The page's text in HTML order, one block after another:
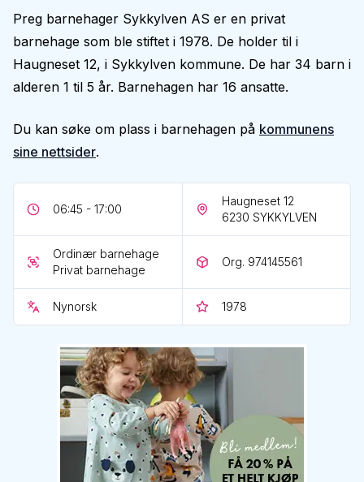
Preg barnehager Sykkylven AS er en privat
barnehage som ble stiftet i 1978. De holder til i
Haugneset 12, i Sykkylven kommune. De har 34 barn i
alderen 1 til 5 år. Barnehagen har 16 ansatte.
Du kan søke om plass i barnehagen på kommunens
sine nettsider.
06:45 - 17:00
Haugneset 12
6230 SYKKYLVEN
Ordinær barnehage
Privat barnehage
Org. 974145561
Nynorsk 1978